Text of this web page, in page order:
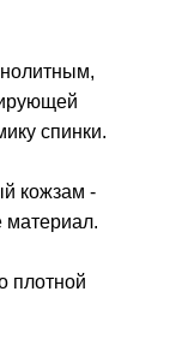
спинки.
кожзам -
материал.
плотной